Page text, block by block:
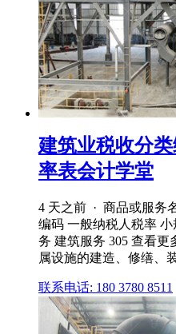
建筑业税收分
率表会计学堂
4 天之前 · 商品或服务
编码 一般纳税人税率
务 建筑服务 305 查看
属设施的建造、修缮、
联系电话: 180 3780 8511